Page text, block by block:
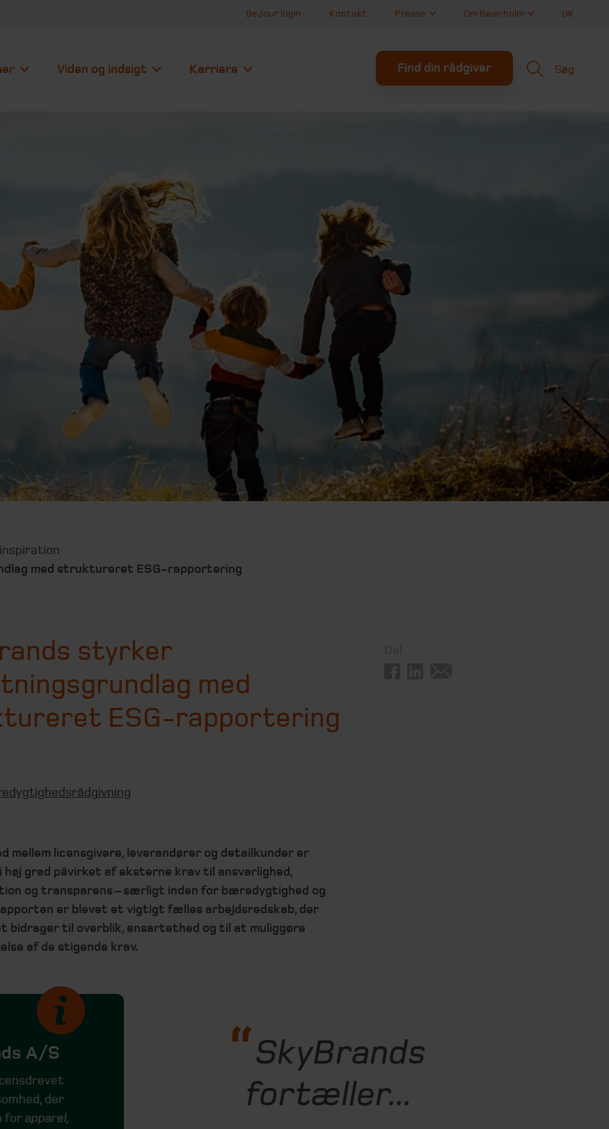
BeJour login Kontakt Presse Om Beierholm UK
Viden og indsigt Karriere Find din rådgiver Søg
med struktureret ESG-rapportering
styrker
med
ESG-rapportering
mellem licensgivere, leverandører og detailkunder er
høj grad påvirket af eksterne krav til ansvarlighed,
og transparens – særligt inden for bæredygtighed og
er blevet et vigtigt fælles arbejdsredskab, der
bidrager til overblik, ensartethed og til at muliggøre
af de stigende krav.
A/S
der
forapparel,
SkyBrands
fortæller...